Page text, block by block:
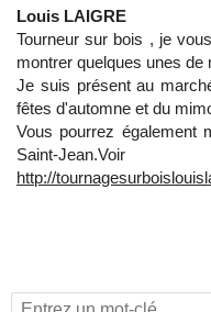
Louis LAIGRE
Tourneur sur bois , je
montrer quelques unes de
Je suis présent au
fêtes d'automne et du
Vous pourrez également
Saint-
http://